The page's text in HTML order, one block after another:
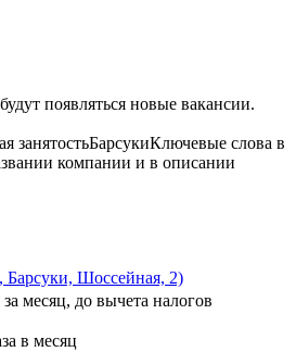
появляться новые вакансии.
занятостьБарсукиКлючевые слова в
компании и в описании
Барсуки, Шоссейная, 2)
за месяц, до вычета налогов
в месяц